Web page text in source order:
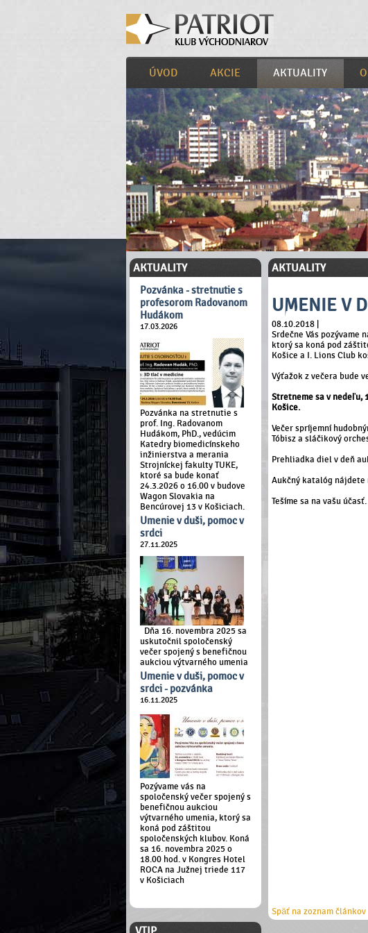
ÚVOD AKCIE AKTUALITY
AKTUALITY
Pozvánka - stretnutie s
profesorom Radovanom
Hudákom
17.03.2026
Pozvánka na stretnutie s
prof. Ing. Radovanom
Hudákom, PhD., vedúcim
Katedry biomedicínskeho
inžinierstva a merania
Strojníckej fakulty TUKE,
ktoré sa bude konať
24.3.2026 o 16.00 v budove
Wagon Slovakia na
Bencúrovej 13 v Košiciach.
Umenie v duši, pomoc v
srdci
27.11.2025
Dňa 16. novembra 2025 sa
uskutočnil spoločenský
večer spojený s benefičnou
aukciou výtvarného umenia
Umenie v duši, pomoc v
srdci - pozvánka
16.11.2025
Pozývame vás na
spoločenský večer spojený s
benefičnou aukciou
výtvarného umenia, ktorý sa
koná pod záštitou
spoločenských klubov. Koná
sa 16. novembra 2025 o
18.00 hod. v Kongres Hotel
ROCA na Južnej triede 117
v Košiciach
AKTUALITY
UMENIE V
08.10.2018 |
Srdečne Vás pozývame
ktorý sa koná pod
Košice a I. Lions Club
Výťažok z večera bude
Stretneme sa v nedeľu,
Košice.
Večer spríjemní
Tóbisz a sláčikový
Prehliadka diel v deň
Aukčný katalóg nájdete
Tešíme sa na vašu účasť.
Späť na zoznam článkov